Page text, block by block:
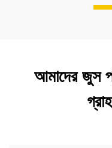
আমাদের জুস